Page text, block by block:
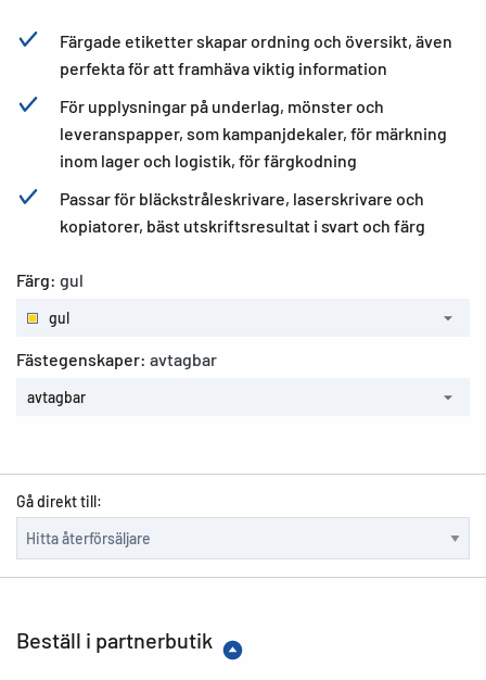
Färgade etiketter skapar ordning och översikt, även
perfekta för att framhäva viktig information
För upplysningar på underlag, mönster och
leveranspapper, som kampanjdekaler, för märkning
inom lager och logistik, för färgkodning
Passar för bläckstråleskrivare, laserskrivare och
kopiatorer, bäst utskriftsresultat i svart och färg
Färg: gul
gul
Fästegenskaper: avtagbar
avtagbar
Gå direkt till:
Beställ i partnerbutik